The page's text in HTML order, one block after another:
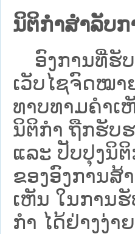
ນິຕິກຳສຳລັບ
ອົງການທີ່ຮັບ
ເວັບ​ໄຊຈົດໝາ
ທາບທາມຄໍາ
ນິຕິກໍາ ຖືກຮັບ
ແລະ ປັບປຸງນິຕິ
ຂອງອົງການສ້
ເຫັນ ໃນການ
ກຳ ໄດ້ຢ່າງງ່າ